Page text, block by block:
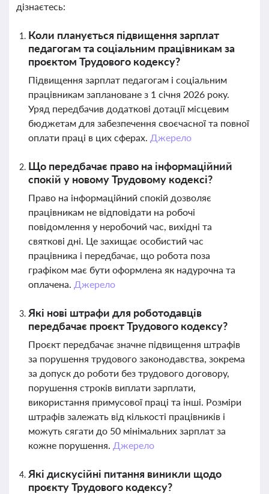
дізнаєтесь:
Коли планується підвищення зарплат
педагогам та соціальним працівникам за
проєктом Трудового кодексу?
Підвищення зарплат педагогам і соціальним
працівникам заплановане з 1 січня 2026 року.
Уряд передбачив додаткові дотації місцевим
бюджетам для забезпечення своєчасної та повної
оплати праці в цих сферах. Джерело
Що передбачає право на інформаційний
спокій у новому Трудовому кодексі?
Право на інформаційний спокій дозволяє
працівникам не відповідати на робочі
повідомлення у неробочий час, вихідні та
святкові дні. Це захищає особистий час
працівника і передбачає, що робота поза
графіком має бути оформлена як надурочна та
оплачена. Джерело
Які нові штрафи для роботодавців
передбачає проєкт Трудового кодексу?
Проєкт передбачає значне підвищення штрафів
за порушення трудового законодавства, зокрема
за допуск до роботи без трудового договору,
порушення строків виплати зарплати,
використання примусової праці та інші. Розміри
штрафів залежать від кількості працівників і
можуть сягати до 50 мінімальних зарплат за
кожне порушення. Джерело
Які дискусійні питання виникли щодо
проєкту Трудового кодексу?